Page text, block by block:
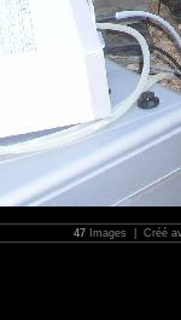
47 Images | Créé